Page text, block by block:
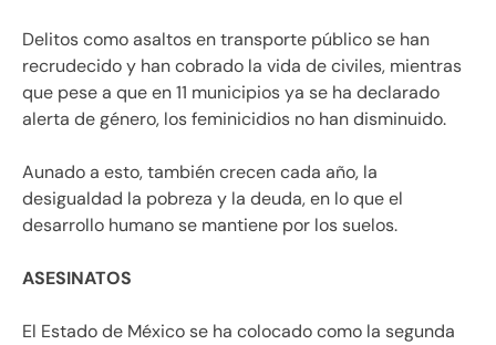
Delitos como asaltos en transporte público se han
recrudecido y han cobrado la vida de civiles, mientras
que pese a que en 11 municipios ya se ha declarado
alerta de género, los feminicidios no han disminuido.
Aunado a esto, también crecen cada año, la
desigualdad la pobreza y la deuda, en lo que el
desarrollo humano se mantiene por los suelos.
ASESINATOS
El Estado de México se ha colocado como la segunda